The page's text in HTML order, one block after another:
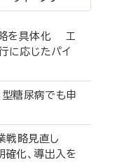
略を具体化 エ
に応じたパイ
糖尿病でも申
戦略見直し
化、導出入を